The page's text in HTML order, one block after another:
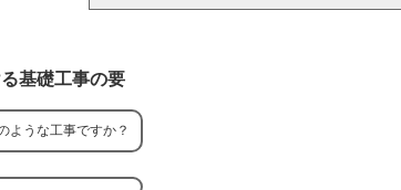
基礎工事の要
ような工事ですか？